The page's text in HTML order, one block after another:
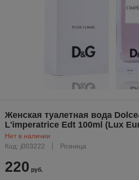
Женская туалетная вода
L'imperatrice Edt 100ml (Lux
Нет в наличии
Код: j003222
Розница
220 руб.